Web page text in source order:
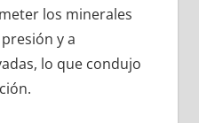
los minerales
y a
lo que condujo